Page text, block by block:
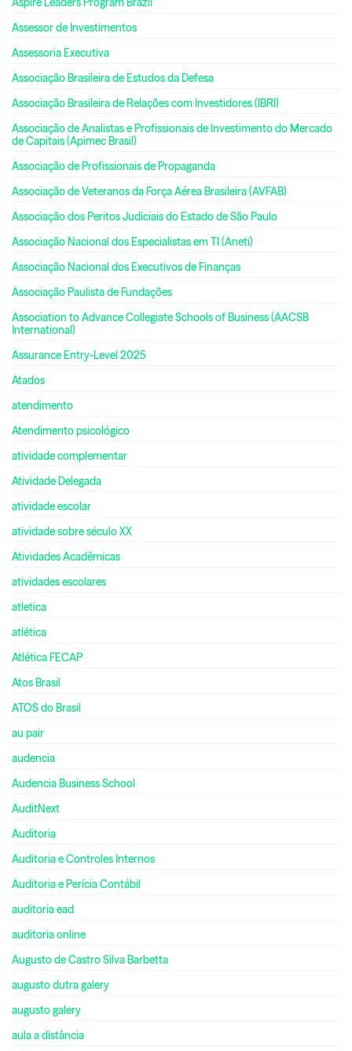
Assessor de Investimentos
Assessoria Executiva
Associação Brasileira de Estudos da Defesa
Associação Brasileira de Relações com Investidores (IBRI)
Associação de Analistas e Profissionais de Investimento do Mercado
de Capitais (Apimec Brasil)
Associação de Profissionais de Propaganda
Associação de Veteranos da Força Aérea Brasileira (AVFAB)
Associação dos Peritos Judiciais do Estado de São Paulo
Associação Nacional dos Especialistas em TI (Aneti)
Associação Nacional dos Executivos de Finanças
Associação Paulista de Fundações
Association to Advance Collegiate Schools of Business (AACSB
International)
Assurance Entry-Level 2025
Atados
atendimento
Atendimento psicológico
atividade complementar
Atividade Delegada
atividade escolar
atividade sobre século XX
Atividades Acadêmicas
atividades escolares
atletica
atlética
Atlética FECAP
Atos Brasil
ATOS do Brasil
au pair
audencia
Audencia Business School
AuditNext
Auditoria
Auditoria e Controles Internos
Auditoria e Perícia Contábil
auditoria ead
auditoria online
Augusto de Castro Silva Barbetta
augusto dutra galery
augusto galery
aula a distância